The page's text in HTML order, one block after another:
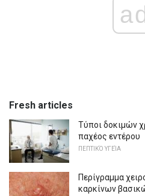
Fresh articles
Τύποι δοκιμών
παχέος εντέρου
ΠΕΠΤΙΚΌ ΥΓΕΊΑ
Περίγραμμα
καρκίνων